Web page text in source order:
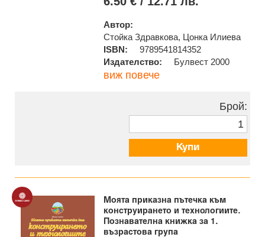
Автор:
Стойка Здравкова, Цонка Илиева
ISBN:
9789541814352
Издателство:
Булвест 2000
виж повече
Брой:
Купи
Моята приказна пътечка към
конструирането и технологиите.
Познавателна книжка за 1.
възрастова група